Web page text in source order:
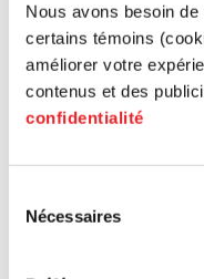
Nous avons besoin
certains témoins
améliorer votre
contenus et des
confidentialité
Nécessaires
urbaine